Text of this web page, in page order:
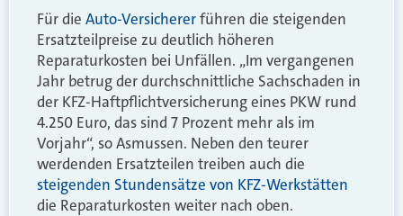
Für die Auto-Versichererführen die steigenden
Ersatzteilpreise zu deutlich höheren
Reparaturkosten bei Unfällen. „Im vergangenen
Jahr betrug der durchschnittliche Sachschaden in
der KFZ-Haftpflichtversicherung eines PKW rund
4.250 Euro, das sind 7 Prozent mehr als im
Vorjahr“, so Asmussen. Neben den teurer
werdenden Ersatzteilen treiben auch die
steigenden Stundensätze von KFZ-Werkstätten
die Reparaturkosten weiter nach oben.